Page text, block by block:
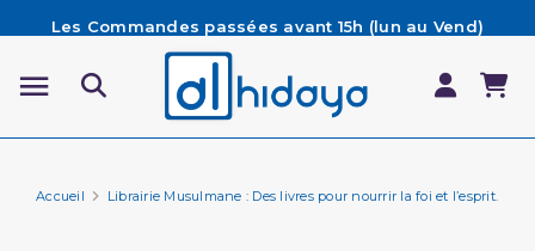
Les Commandes passées avant 15h (lun au Vend)
sont préparées et expédiées le jour même
Besoin d'aide ? Retrouvez notre FAQ
Livraison offerte à partir de 65€ d'achat*
Accueil Librairie Musulmane : Des livres pour nourrir la foi et l’esprit.